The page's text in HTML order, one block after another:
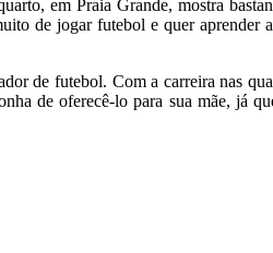
em Praia Grande, mostra
de jogar futebol e quer
de futebol. Com a carreira nas
de oferecê-lo para sua mãe, já